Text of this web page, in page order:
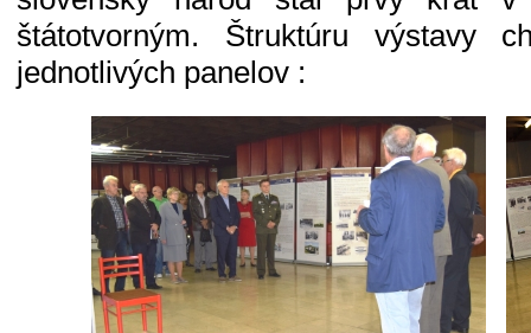
štátotvorným. Štruktúru výstavy
jednotlivých panelov :